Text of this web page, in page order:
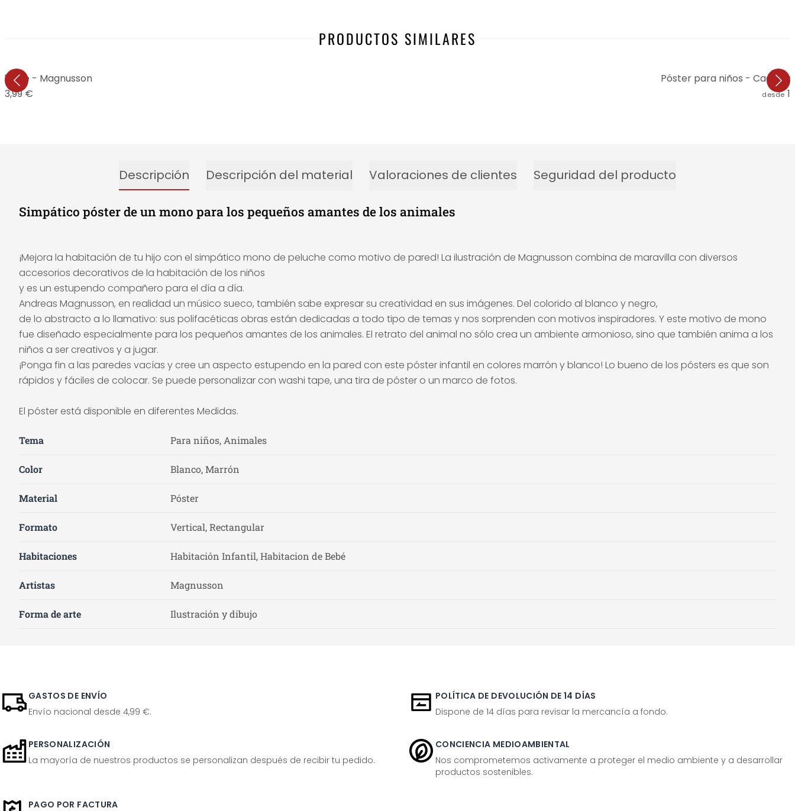
PRODUCTOS SIMILARES
- Magnusson
13,99 €
Póster para niños -
desde
Descripción Descripción del material Valoraciones de clientes Seguridad del producto
Simpático póster de un mono para los pequeños amantes de los animales
¡Mejora la habitación de tu hijo con el simpático mono de peluche como motivo de pared! La ilustración de Magnusson combina de maravilla con diversos
accesorios decorativos de la habitación de los niños
y es un estupendo compañero para el día a día.
Andreas Magnusson, en realidad un músico sueco, también sabe expresar su creatividad en sus imágenes. Del colorido al blanco y negro,
de lo abstracto a lo llamativo: sus polifacéticas obras están dedicadas a todo tipo de temas y nos sorprenden con motivos inspiradores. Y este motivo de mono
fue diseñado especialmente para los pequeños amantes de los animales. El retrato del animal no sólo crea un ambiente armonioso, sino que también anima a los
niños a ser creativos y a jugar.
¡Ponga fin a las paredes vacías y cree un aspecto estupendo en la pared con este póster infantil en colores marrón y blanco! Lo bueno de los pósters es que son
rápidos y fáciles de colocar. Se puede personalizar con washi tape, una tira de póster o un marco de fotos.
El póster está disponible en diferentes Medidas.
Tema Para niños, Animales
Color Blanco, Marrón
Material Póster
Formato Vertical, Rectangular
Habitaciones Habitación Infantil, Habitacion de Bebé
Artistas Magnusson
Forma de arte Ilustración y dibujo
GASTOS DE ENVÍO
Envío nacional desde 4,99 €.
POLÍTICA DE DEVOLUCIÓN DE 14 DÍAS
Dispone de 14 días para revisar la mercancía a fondo.
PERSONALIZACIÓN
La mayoría de nuestros productos se personalizan después de recibir tu pedido.
CONCIENCIA MEDIOAMBIENTAL
Nos comprometemos activamente a proteger el medio ambiente y a desarrollar
productos sostenibles.
PAGO POR FACTURA